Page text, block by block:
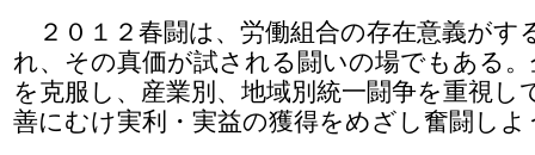
２０１２春闘は、労働組合の存在意義がす
れ、その真価が試される闘いの場でもある。
を克服し、産業別、地域別統一闘争を重視し
善にむけ実利・実益の獲得をめざし奮闘しよ